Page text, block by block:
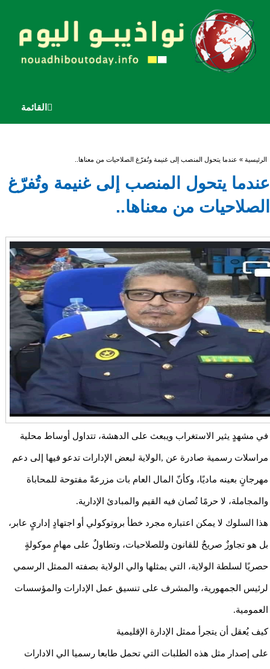
القائمة
أنت هنا
الرئيسية » عندما يتحول المنصب إلى غنيمة وتُفرّغ الصلاحيات من معناها..
عندما يتحول المنصب إلى غنيمة وتُفرّغ
الصلاحيات من معناها..
في مشهدٍ يثير الاستغراب ويبعث على الدهشة، تتداول أوساط محلية
مراسلات رسمية صادرة عن ,الولاية لبعض الإدارات تدعو فيها إلى دعم
مهرجانٍ بعينه ماديًا، وكأنّ المال العام بات مزرعةً مفتوحة للمحاباة
والمجاملة، لا حرمًا تُصان فيه القيم والمبادئ الإدارية.
هذا السلوك لا يمكن اعتباره مجرد خطأ بروتوكولي أو اجتهادٍ إداريٍ عابر،
بل هو تجاوزٌ صريحٌ للقانون وللصلاحيات، وتطاولٌ على مهامٍ موكولةٍ
حصريًا لسلطة الولاية، التي يمثلها والي الولاية بصفته الممثل الرسمي
لرئيس الجمهورية، والمشرف على تنسيق عمل الإدارات والمؤسسات
العمومية.
كيف يُعقل أن يتجرأ ممثل الإدارة الإقليمية
على إصدار مثل هذه الطلبات التي تحمل طابعا رسميا الي الادارات